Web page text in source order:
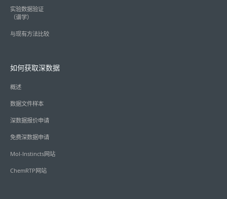
实验数据验证
（谱学）
与现有方法比较
如何获取深数据
概述
数据文件样本
深数据报价申请
免费深数据申请
Mol-Instincts网站
ChemRTP网站